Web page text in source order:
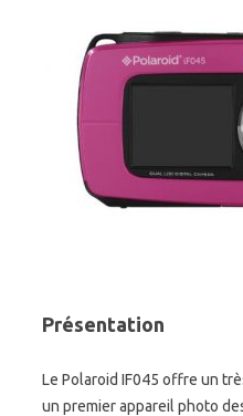
Présentation
Le Polaroid IF045 offre un
un premier appareil photo